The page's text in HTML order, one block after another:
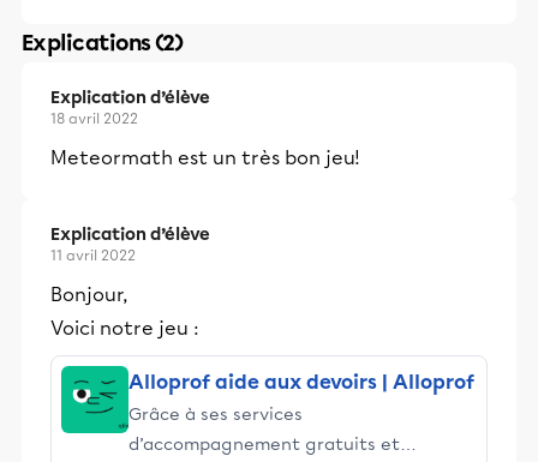
Explications (2)
Explication d’élève
18 avril 2022
Meteormath est un très bon jeu!
Explication d’élève
11 avril 2022
Bonjour,
Voici notre jeu :
Alloprof aide aux devoirs | Alloprof
Grâce à ses services
d’accompagnement gratuits et